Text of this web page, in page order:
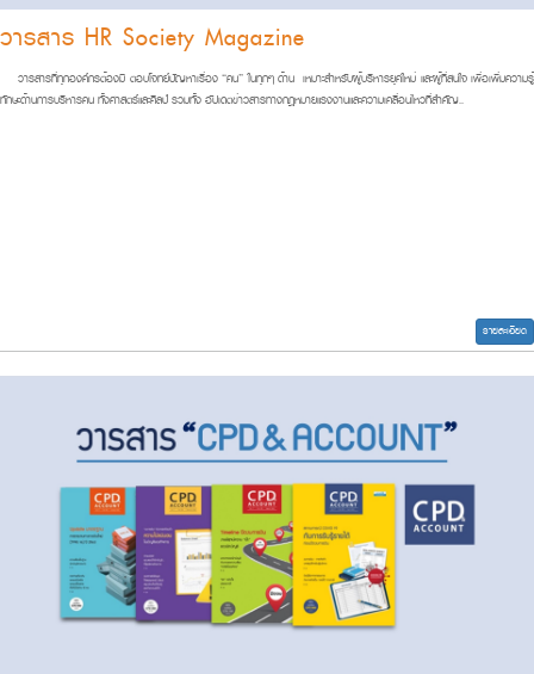
วารสาร HR Society Magazine
วารสารที่ทุกองค์กรต้องมี ตอบโจทย์ปัญหาเรื่อง “คน” ในทุกๆ ด้าน เหมาะสำหรับผู้บริหารยุคใหม่ และผู้ที่สนใจ เพื่อเพิ่มความรู้
ทักษะด้านการบริหารคน ทั้งศาสตร์และศิลป์ รวมทั้ง อัปเดตข่าวสารทางกฎหมายแรงงานและความเคลื่อนไหวที่สำคัญ..
รายละเอียด